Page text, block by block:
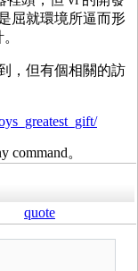
屈就環境所逼而形
，但有個相關的訪
。
quote